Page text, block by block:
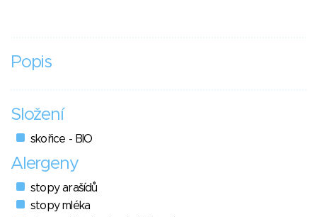
Popis
Složení
skořice - BIO
Alergeny
stopy arašídů
stopy mléka